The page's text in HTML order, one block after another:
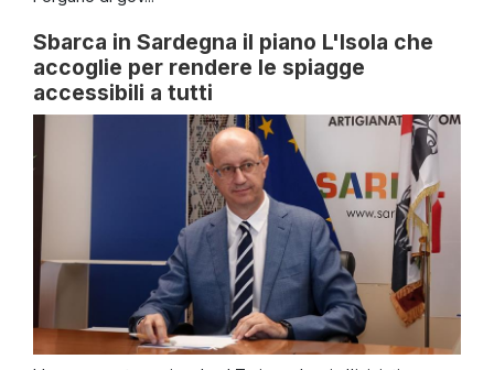
Sbarca in Sardegna il piano L'Isola che
accoglie per rendere le spiagge
accessibili a tutti